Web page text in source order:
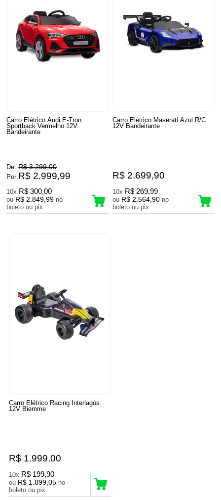
Carro Elétrico Audi E-Tron
Sportback Vermelho 12V
Bandeirante
De: R$ 3.299,00
Por:R$ 2.999,99
10x R$ 300,00
ou R$ 2.849,99 no
boleto ou pix
Carro Elétrico Maserati Azul R/C
12V Bandeirante
R$ 2.699,90
10x R$ 269,99
ou R$ 2.564,90 no
boleto ou pix
Carro Elétrico Racing Interlagos
12V Biemme
R$ 1.999,00
10x R$ 199,90
ou R$ 1.899,05 no
boleto ou pix